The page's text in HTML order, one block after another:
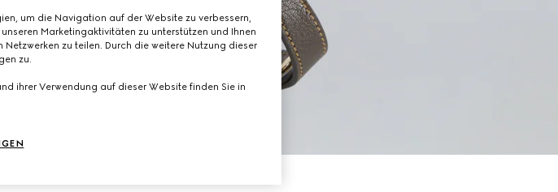
um die Navigation auf der Website zu verbessern,
Marketingaktivitäten zu unterstützen und Ihnen
zu teilen. Durch die weitere Nutzung dieser
zu.
ihrer Verwendung auf dieser Website finden Sie in